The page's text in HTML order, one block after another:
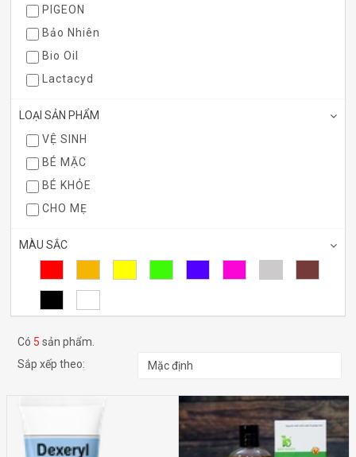
PIGEON
Bảo Nhiên
Bio Oil
Lactacyd
LOẠI SẢN PHẨM
VỆ SINH
BÉ MẶC
BÉ KHỎE
CHO MẸ
MÀU SẮC
KHOẢNG GIÁ
Dưới 50.000₫
200.000₫ - 500.000₫
Có 5 sản phẩm.
Sắp xếp theo: